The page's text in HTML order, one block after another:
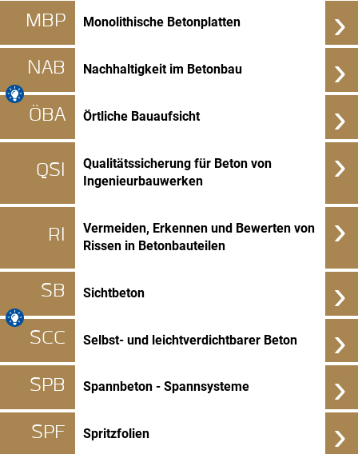
MBP Monolithische Betonplatten ›
NAB Nachhaltigkeit im Betonbau ›
ÖBA Örtliche Bauaufsicht ›
QSI
Qualitätssicherung für Beton von
Ingenieurbauwerken
›
RI
Vermeiden, Erkennen und Bewerten von
Rissen in Betonbauteilen
›
SB Sichtbeton ›
SCC Selbst- und leichtverdichtbarer Beton ›
SPB Spannbeton - Spannsysteme ›
SPF Spritzfolien ›